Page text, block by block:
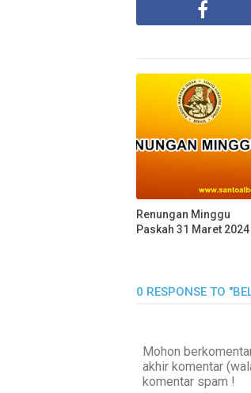
Renungan Minggu
Paskah 31 Maret 2024
0 RESPONSE TO
Mohon
akhir komentar
komentar spam !